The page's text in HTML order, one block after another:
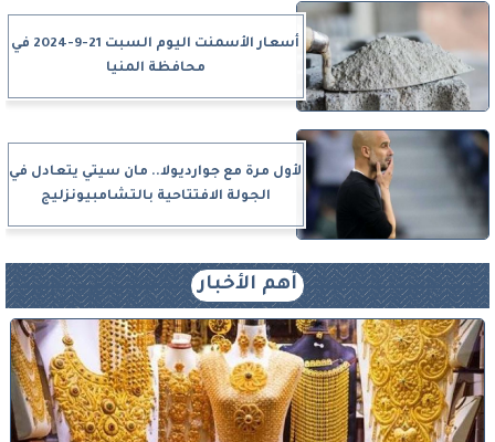
أسعار الأسمنت اليوم السبت 21-9-2024 في
محافظة المنيا
لأول مرة مع جوارديولا.. مان سيتي يتعادل في
الجولة الافتتاحية بالتشامبيونزليج
أهم الأخبار